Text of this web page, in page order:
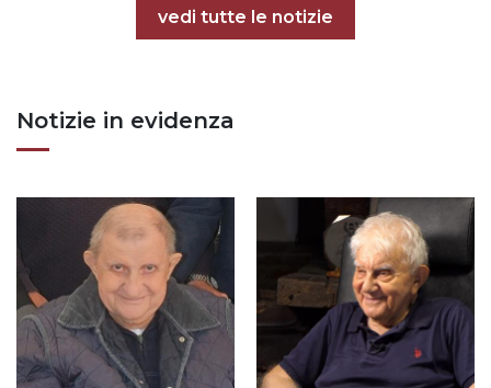
Tutte le notizie
vedi tutte le notizie
Notizie in evidenza